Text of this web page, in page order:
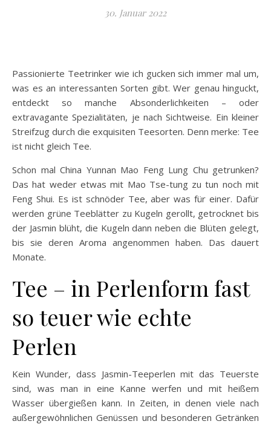
30. Januar 2022
Passionierte Teetrinker wie ich gucken sich immer mal um,
was es an interessanten Sorten gibt. Wer genau hinguckt,
entdeckt so manche Absonderlichkeiten – oder
extravagante Spezialitäten, je nach Sichtweise. Ein kleiner
Streifzug durch die exquisiten Teesorten. Denn merke: Tee
ist nicht gleich Tee.
Schon mal China Yunnan Mao Feng Lung Chu getrunken?
Das hat weder etwas mit Mao Tse-tung zu tun noch mit
Feng Shui. Es ist schnöder Tee, aber was für einer. Dafür
werden grüne Teeblätter zu Kugeln gerollt, getrocknet bis
der Jasmin blüht, die Kugeln dann neben die Blüten gelegt,
bis sie deren Aroma angenommen haben. Das dauert
Monate.
Tee – in Perlenform fast
so teuer wie echte
Perlen
Kein Wunder, dass Jasmin-Teeperlen mit das Teuerste
sind, was man in eine Kanne werfen und mit heißem
Wasser übergießen kann. In Zeiten, in denen viele nach
außergewöhnlichen Genüssen und besonderen Getränken